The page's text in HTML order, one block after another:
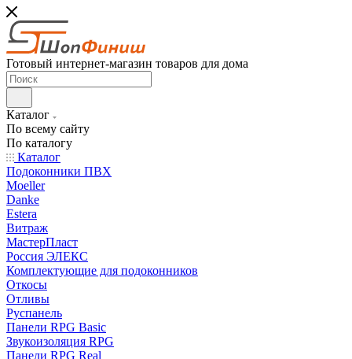
Готовый интернет-магазин товаров для дома
Каталог
По всему сайту
По каталогу
Каталог
Подоконники ПВХ
Moeller
Danke
Estera
Витраж
МастерПласт
Россия ЭЛЕКС
Комплектующие для подоконников
Откосы
Отливы
Руспанель
Панели RPG Basic
Звукоизоляция RPG
Панели RPG Real